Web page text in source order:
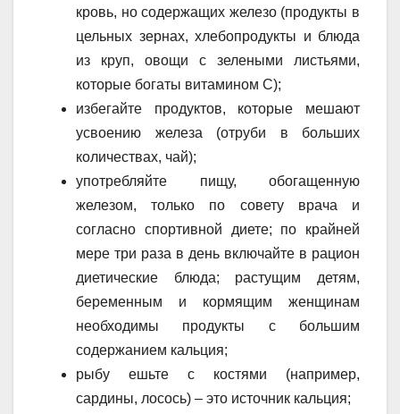
кровь, но содержащих железо (продукты в
цельных зернах, хлебопродукты и блюда
из круп, овощи с зелеными листьями,
которые богаты витамином С);
избегайте продуктов, которые мешают
усвоению железа (отруби в больших
количествах, чай);
употребляйте пищу, обогащенную
железом, только по совету врача и
согласно спортивной диете; по крайней
мере три раза в день включайте в рацион
диетические блюда; растущим детям,
беременным и кормящим женщинам
необходимы продукты с большим
содержанием кальция;
рыбу ешьте с костями (например,
сардины, лосось) – это источник кальция;